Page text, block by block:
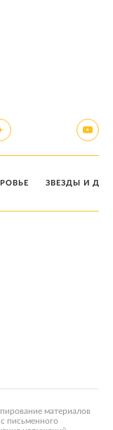
ЗВЕЗДЫ И
материалов
письменного